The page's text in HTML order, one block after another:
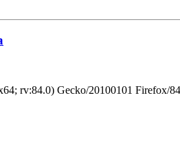
rv:84.0) Gecko/20100101 Firefox/